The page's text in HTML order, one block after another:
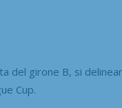
del girone B, si
Cup.